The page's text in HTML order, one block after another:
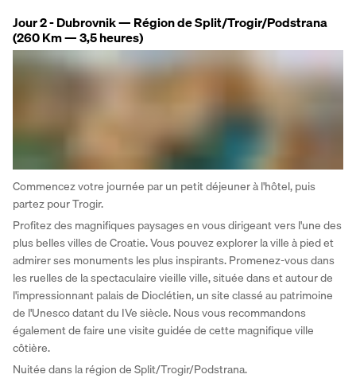
Jour 2 - Dubrovnik — Région de Split/Trogir/Podstrana
(260 Km — 3,5 heures)
Commencez votre journée par un petit déjeuner à l'hôtel, puis
partez pour Trogir.
Profitez des magnifiques paysages en vous dirigeant vers l'une des
plus belles villes de Croatie. Vous pouvez explorer la ville à pied et
admirer ses monuments les plus inspirants. Promenez-vous dans
les ruelles de la spectaculaire vieille ville, située dans et autour de
l'impressionnant palais de Dioclétien, un site classé au patrimoine
de l'Unesco datant du IVe siècle. Nous vous recommandons
également de faire une visite guidée de cette magnifique ville
côtière.
Nuitée dans la région de Split/Trogir/Podstrana.